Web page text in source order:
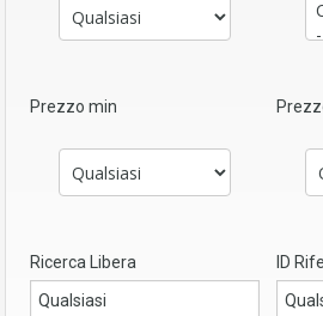
Prezzo min
Ricerca Libera ID